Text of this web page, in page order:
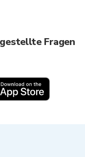
Fragen